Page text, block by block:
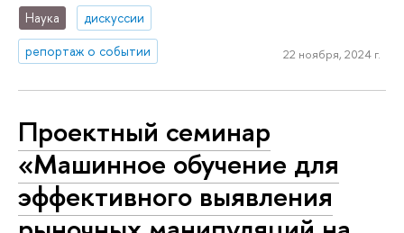
Наука
дискуссии
репортаж о событии
22 ноября, 2024 г.
Проектный семинар
«Машинное обучение для
эффективного выявления